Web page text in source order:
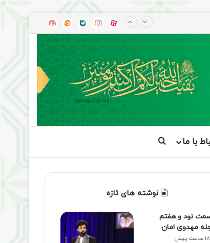
آپاراتاینستاگرام
بله ایتا
با ما جستجو برای
نوشته های تازه
نود و هفتم
مهدوی امان
18 ساعت پیش